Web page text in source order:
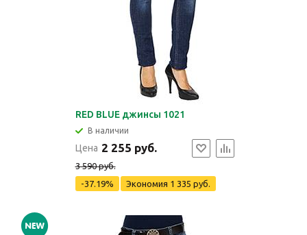
RED BLUE джинсы 1021
В наличии
Цена 2 255 руб.
3 590 руб.
-37.19%
Экономия 1 335 руб.